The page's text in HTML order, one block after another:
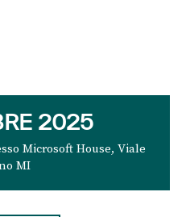
2025
Microsoft House, Viale
MI